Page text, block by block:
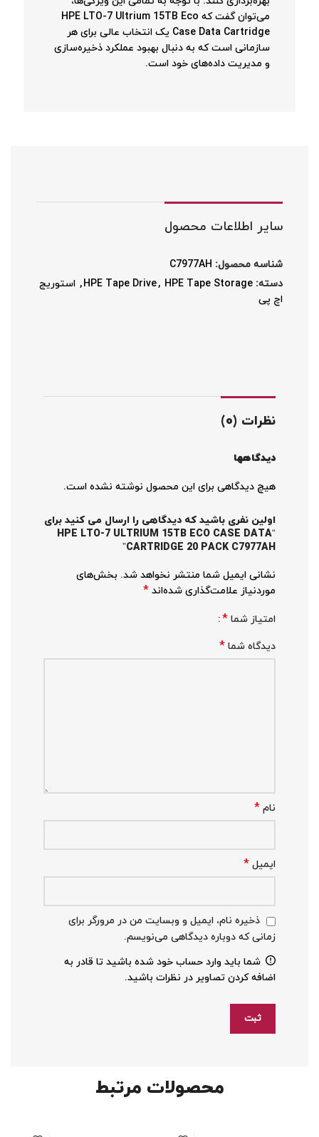
می‌توان گفت که HPE LTO-7 Ultrium 15TB Eco
Case Data Cartridge یک انتخاب عالی برای هر
سازمانی است که به دنبال بهبود عملکرد ذخیره‌سازی
و مدیریت داده‌های خود است.
سایر اطلاعات محصول
شناسه محصول: C7977AH
دسته:
HPE Tape Drive, HPE Tape Storage
, استوریج
اچ پی
نظرات (0)
دیدگاهها
هیچ دیدگاهی برای این محصول نوشته نشده است.
اولین نفری باشید که دیدگاهی را ارسال می کنید برای
“HPE LTO-7 ULTRIUM 15TB ECO CASE DATA
CARTRIDGE 20 PACK C7977AH”
نشانی ایمیل شما منتشر نخواهد شد. بخش‌های
موردنیاز علامت‌گذاری شده‌اند *
امتیاز شما *
دیدگاه شما *
نام *
ایمیل *
ذخیره نام، ایمیل و وبسایت من در مرورگر برای
زمانی که دوباره دیدگاهی می‌نویسم.
شما باید وارد حساب خود شده باشید تا قادر به
اضافه کردن تصاویر در نظرات باشید.
محصولات مرتبط